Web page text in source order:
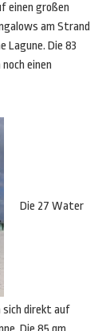
einen großen
am Strand
Lagune. Die 83
einen
Die 27 Water
sich direkt auf